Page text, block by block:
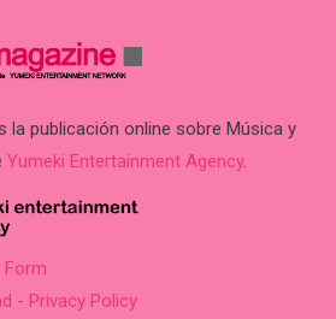
la publicación online sobre Música y
Yumeki Entertainment Agency.
- Privacy Policy